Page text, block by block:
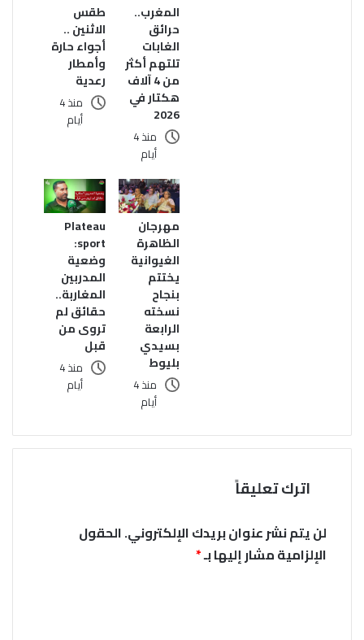
المغرب..
حرائق
الغابات
تلتهم أكثر
من 4 آلاف
هكتار في
2026
منذ 4
أيام
طقس
الاثنين ..
أجواء حارة
وأمطار
رعدية
منذ 4
أيام
مهرجان
الظاهرة
الغيوانية
يختتم
بنجاح
نسخته
الرابعة
بسيدي
بليوط
منذ 4
أيام
Plateau
sport:
وضعية
المدربين
المغاربة..
حقائق لم
تروى من
قبل
منذ 4
أيام
اترك تعليقاً
لن يتم نشر عنوان بريدك الإلكتروني.الحقول
الإلزامية مشار إليها بـ*